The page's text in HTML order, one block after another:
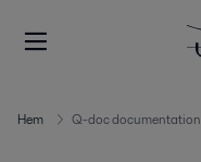
Hem Q-doc documentation